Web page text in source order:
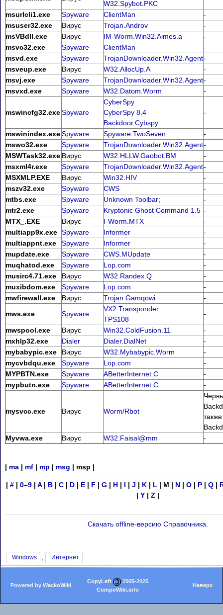
W32.Spybot.PKC
msurlcli1.exe Spyware ClientMan
-
msuser32.exe
Вирус Trojan.Androv
-
msVBdll.exe
Вирус IM-Worm.Win32.Aimes.a
-
msvc32.exe
Spyware ClientMan
-
msvd.exe
Spyware TrojanDownloader.Win32.Agent-
msveup.exe
Вирус W32.AllocUp.A
-
msvj.exe
Spyware TrojanDownloader.Win32.Agent-
msvxd.exe
Spyware W32.Datom.Worm -
mswincfg32.exeSpyware
CyberSpy
CyberSpy 8.4
Backdoor.Cybspy
-
mswinindex.exeSpyware Spyware.TwoSeven
-
mswo32.exe
Spyware TrojanDownloader.Win32.Agent-
MSWTask32.exe Вирус W32.HLLW.Gaobot.BM
-
msxml4r.exe
Spyware TrojanDownloader.Win32.Agent-
MSXMLP.EXE
Вирус Win32.HIV
-
mszv32.exe
Spyware CWS
-
mtbs.exe
Spyware Unknown Toolbar;
-
mtr2.exe
Spyware Kryptonic Ghost Command 1.5 -
MTX_.EXE
Вирус I-Worm.MTX
-
multiapp9x.exe Spyware Informer
-
multiappnt.exe
Spyware Informer
-
mupdate.exe
Spyware CWS.MUpdate
-
muqhatod.exe
Spyware Lop.com
-
musirc4.71.exe
Вирус W32.Randex.Q
-
muxibdom.exe
Spyware Lop.com
-
mwfirewall.exe
Вирус Trojan.Gamqowi
-
mws.exe
Spyware
VX2.Transponder
TPS108
-
mwspool.exe Вирус Win32.ColdFusion.11
-
mxhlp32.exe
Dialer Dialer.DialNet
-
mybabypic.exe
Вирус W32.Mybabypic.Worm
-
mycvbdqu.exe
Spyware Lop.com
-
MYPBTN.exe
Spyware ABetterInternet.C
-
mypbutn.exe
Spyware ABetterInternet.C -
mysvcc.exe Вирус Worm/Rbot
также
Myvwa.exe
Вирус W32.Faisal@mm -
| ma | mf | mp | msg | msp |
| #| 0–9| A| B| C| D| E| F | G | H| I | J | K| L | M | N| O| P| Q|
| Y| Z |
Скачать offline-версию Справочника
Windows Интернет
Powered by WackoWiki
CopyLeft
2005-2025
CompoWiki.info
Наверх